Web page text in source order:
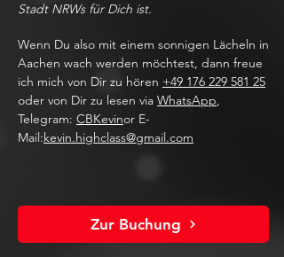
Stadt NRWs für Dich ist.
Wenn Du also mit einem sonnigen Lächeln in
Aachen wach werden möchtest, dann freue
ich mich von Dir zu hören +49 176 229 581 25
oder von Dir zu lesen via WhatsApp,
Telegram: CBKevinor E-
Mail:kevin.highclass@gmail.com
Zur Buchung